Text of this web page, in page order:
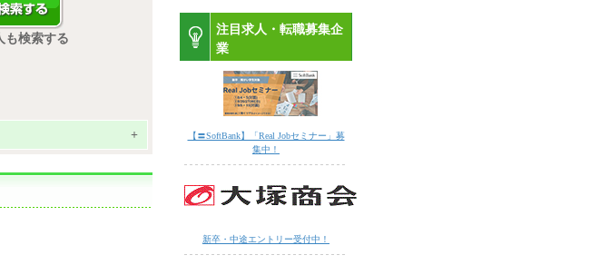
も検索する
+
注目求人・転職募集企
業
【〓SoftBank】「Real Jobセミナー」募
集中！
新卒・中途エントリー受付中！